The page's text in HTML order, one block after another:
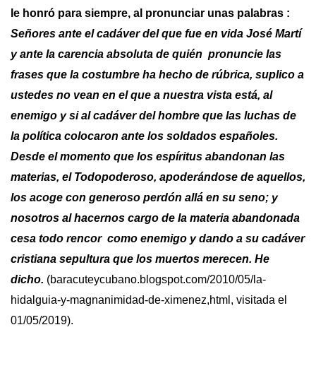
le honró para siempre, al pronunciar unas palabras :
Señores ante el cadáver del que fue en vida José Martí
y ante la carencia absoluta de quién pronuncie las
frases que la costumbre ha hecho de rúbrica, suplico a
ustedes no vean en el que a nuestra vista está, al
enemigo y si al cadáver del hombre que las luchas de
la política colocaron ante los soldados españoles.
Desde el momento que los espíritus abandonan las
materias, el Todopoderoso, apoderándose de aquellos,
los acoge con generoso perdón allá en su seno; y
nosotros al hacernos cargo de la materia abandonada
cesa todo rencor como enemigo y dando a su cadáver
cristiana sepultura que los muertos merecen. He
dicho. (baracuteycubano.blogspot.com/2010/05/la-
hidalguia-y-magnanimidad-de-ximenez,html, visitada el
01/05/2019).